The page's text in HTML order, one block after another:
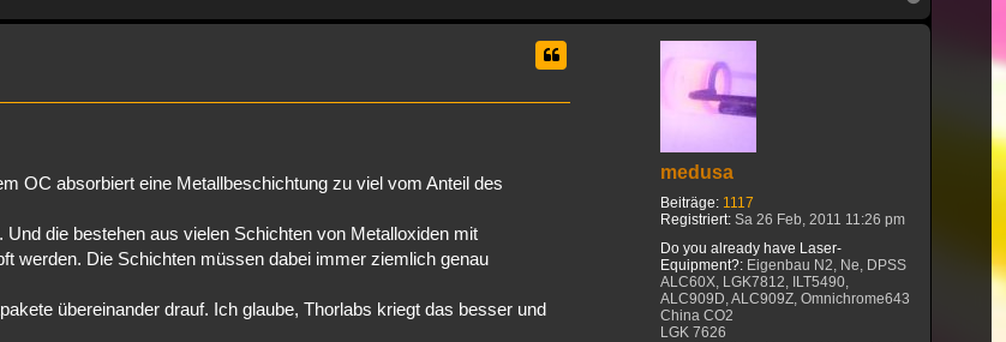
oben
medusa
Beiträge: 1117
Registriert: Sa 26 Feb, 2011 11:26 pm
Do you already have Laser-
Equipment?: Eigenbau N2, Ne, DPSS
ALC60X, LGK7812, ILT5490,
ALC909D, ALC909Z, Omnichrome643
China CO2
LGK 7626
OC absorbiert eine Metallbeschichtung zu viel vom Anteil des
die bestehen aus vielen Schichten von Metalloxiden mit
werden. Die Schichten müssen dabei immer ziemlich genau
übereinander drauf. Ich glaube, Thorlabs kriegt das besser und